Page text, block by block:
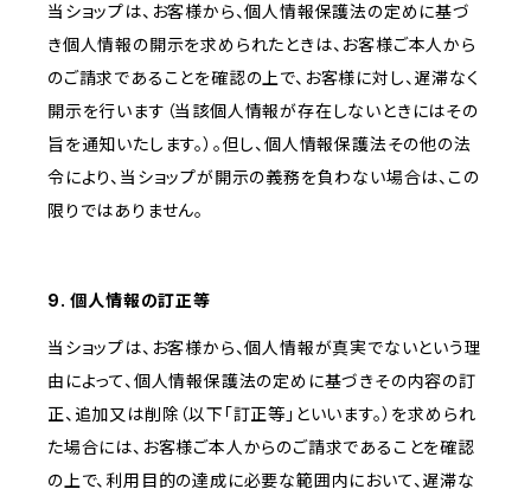
当ショップは、お客様から、個人情報保護法の定めに基づ
き個人情報の開示を求められたときは、お客様ご本人から
のご請求であることを確認の上で、お客様に対し、遅滞なく
開示を行います（当該個人情報が存在しないときにはその
旨を通知いたします。）。但し、個人情報保護法その他の法
令により、当ショップが開示の義務を負わない場合は、この
限りではありません。
9. 個人情報の訂正等
当ショップは、お客様から、個人情報が真実でないという理
由によって、個人情報保護法の定めに基づきその内容の訂
正、追加又は削除（以下「訂正等」といいます。）を求められ
た場合には、お客様ご本人からのご請求であることを確認
の上で、利用目的の達成に必要な範囲内において、遅滞な